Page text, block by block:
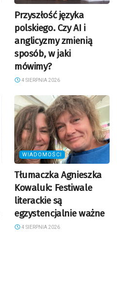
Przyszłość języka
polskiego. Czy AI i
anglicyzmy zmienią
sposób, w jaki
mówimy?
4 SIERPNIA 2026
WIADOMOŚCI
Tłumaczka Agnieszka
Kowaluk: Festiwale
literackie są
egzystencjalnie ważne
4 SIERPNIA 2026